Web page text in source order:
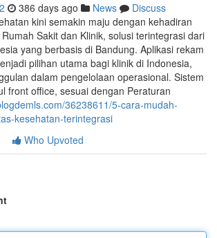
386 days ago News
Discuss
kini semakin maju dengan kehadiran
Sakit dan Klinik, solusi terintegrasi dari
yang berbasis di Bandung. Aplikasi rekam
pilihan utama bagi klinik di Indonesia,
dalam pengelolaan operasional. Sistem
front office, sesuai dengan Peraturan
36238611/5-cara-mudah-
kesehatan-terintegrasi
Who Upvoted